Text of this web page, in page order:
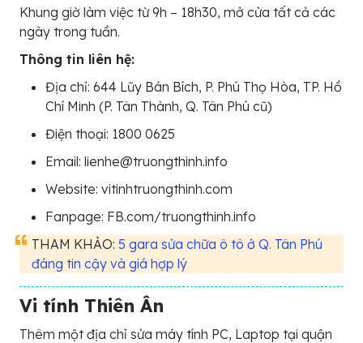
Khung giờ làm việc từ 9h – 18h30, mở cửa tất cả các
ngày trong tuần.
Thông tin liên hệ:
Địa chỉ: 644 Lũy Bán Bích, P. Phú Thọ Hòa, TP. Hồ
Chí Minh (P. Tân Thành, Q. Tân Phú cũ)
Điện thoại: 1800 0625
Email: lienhe@truongthinh.info
Website: vitinhtruongthinh.com
Fanpage: FB.com/truongthinh.info
THAM KHẢO: 5 gara sửa chữa ô tô ở Q. Tân Phú
đáng tin cậy và giá hợp lý
Vi tính Thiên Ân
Thêm một địa chỉ sửa máy tính PC, Laptop tại quận